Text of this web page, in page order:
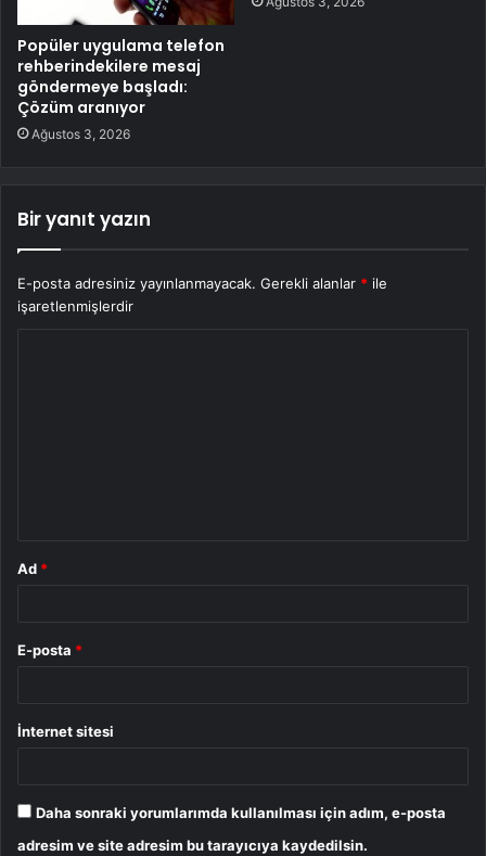
Popüler uygulama telefon
rehberindekilere mesaj
göndermeye başladı:
Çözüm aranıyor
Ağustos 3, 2026
Bir yanıt yazın
E-posta adresiniz yayınlanmayacak. Gerekli alanlar * ile
işaretlenmişlerdir
Ad *
E-posta *
İnternet sitesi
Daha sonraki yorumlarımda kullanılması için adım, e-posta
adresim ve site adresim bu tarayıcıya kaydedilsin.